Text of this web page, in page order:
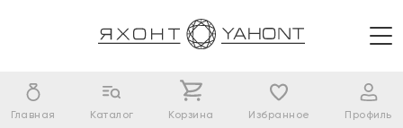
Главная Каталог Корзина Избранное Профиль